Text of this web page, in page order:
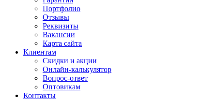
Портфолио
Отзывы
Реквизиты
Вакансии
Карта сайта
Клиентам
Скидки и акции
Онлайн-калькулятор
Вопрос-ответ
Оптовикам
Контакты